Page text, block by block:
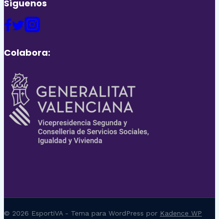
Síguenos
Colabora:
© 2026 EsportiVA - Tema para WordPress por Kadence WP